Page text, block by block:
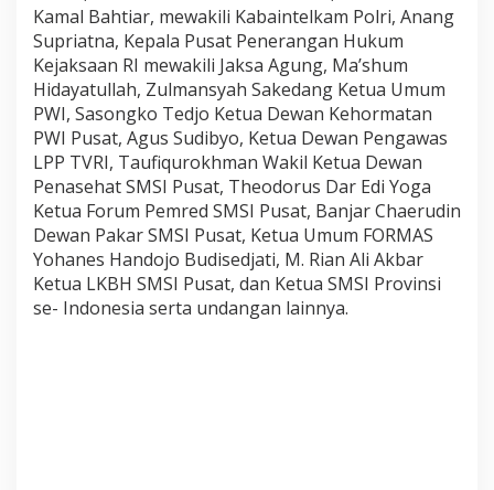
o
n
a
l
R
a
i
h
A
n
u
g
e
r
a
Kamal Bahtiar, mewakili Kabaintelkam Polri, Anang
Supriatna, Kepala Pusat Penerangan Hukum
Kejaksaan RI mewakili Jaksa Agung, Ma’shum
Hidayatullah, Zulmansyah Sakedang Ketua Umum
PWI, Sasongko Tedjo Ketua Dewan Kehormatan
PWI Pusat, Agus Sudibyo, Ketua Dewan Pengawas
LPP TVRI, Taufiqurokhman Wakil Ketua Dewan
Penasehat SMSI Pusat, Theodorus Dar Edi Yoga
Ketua Forum Pemred SMSI Pusat, Banjar Chaerudin
Dewan Pakar SMSI Pusat, Ketua Umum FORMAS
Yohanes Handojo Budisedjati, M. Rian Ali Akbar
Ketua LKBH SMSI Pusat, dan Ketua SMSI Provinsi
se- Indonesia serta undangan lainnya.